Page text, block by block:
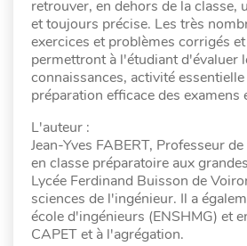
retrouver, en dehors de la classe,
et toujours précise. Les très
exercices et problèmes corrigés
permettront à l'étudiant d'évaluer
connaissances, activité
préparation efficace des examens
L'auteur :
Jean-Yves FABERT, Professeur
en classe préparatoire aux
Lycée Ferdinand Buisson de
sciences de l'ingénieur. Il a
école d'ingénieurs (ENSHMG) et
CAPET et à l'agrégation.